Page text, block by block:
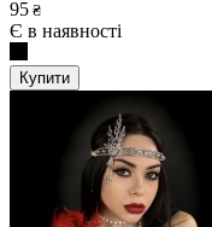
95 ₴
Є в наявності
Купити